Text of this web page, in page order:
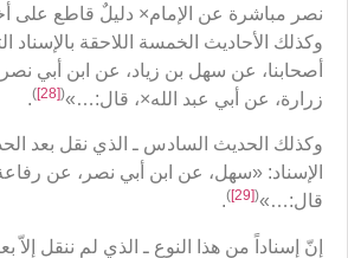
نصر مباشرة عن الإمام× دليلٌ قاطع على
وكذلك الأحاديث الخمسة اللاحقة بالإسناد
أصحابنا، عن سهل بن زياد، عن ابن أبي
زرارة، عن أبي عبد الله×، قال:…»(
[28]
)
.
وكذلك الحديث السادس ـ الذي نقل بعد
الإسناد: «سهل، عن ابن أبي نصر، عن
قال:…»(
[29]
)
.
إنّ إسناداً من هذا النوع ـ الذي لم ننقل إلاّ